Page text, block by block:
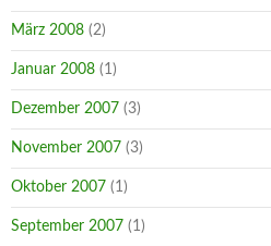
März 2008 (2)
Januar 2008 (1)
Dezember 2007 (3)
November 2007 (3)
Oktober 2007 (1)
September 2007 (1)